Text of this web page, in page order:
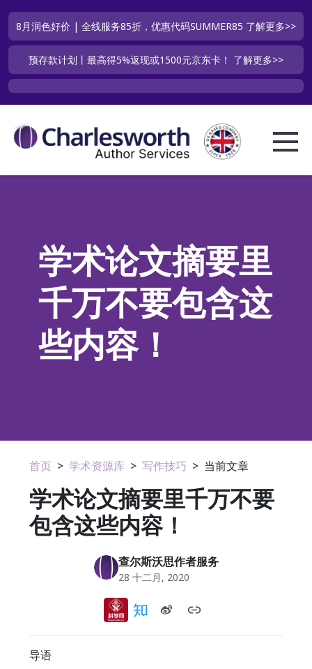
8月润色好价 | 全线服务85折，优惠代码SUMMER85 了解更多>>
预存款计划丨最高得5%返现或1500元京东卡！ 了解更多>>
学术论文摘要里
千万不要包含这
些内容！
首页 > 学术资源库 > 写作技巧 > 当前文章
学术论文摘要里千万不要
包含这些内容！
查尔斯沃思作者服务
28 十二月, 2020
导语